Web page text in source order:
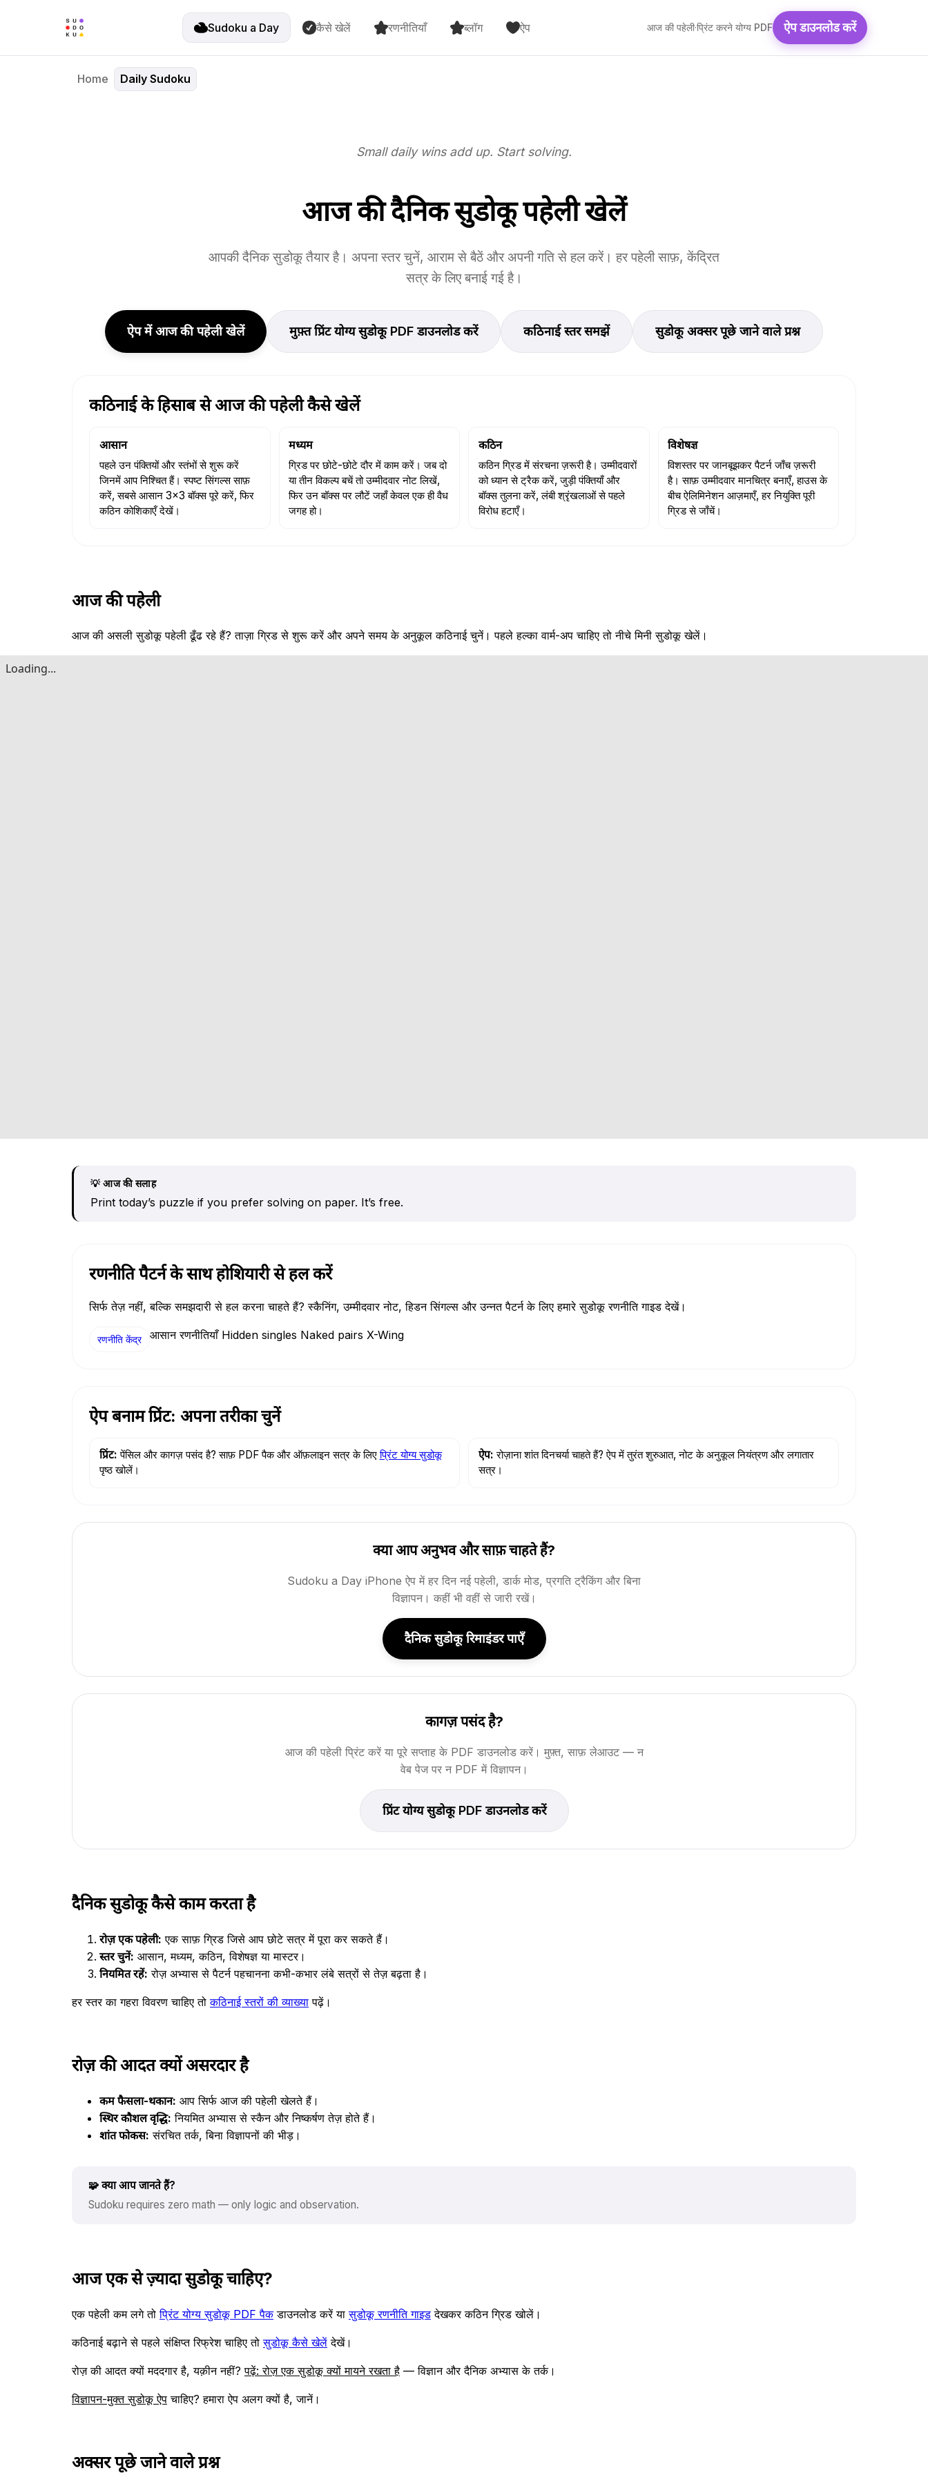
Sudoku a Day कैसे खेलें रणनीतियाँ ब्लॉग ऐप आज की पहेली·प्रिंट करने योग्य PDF ऐप डाउनलोड करें
Home Daily Sudoku
Small daily wins add up. Start solving.
आज की दैनिक सुडोकू पहेली खेलें
आपकी दैनिक सुडोकू तैयार है। अपना स्तर चुनें, आराम से बैठें और अपनी गति से हल करें। हर पहेली साफ़, केंद्रित
सत्र के लिए बनाई गई है।
ऐप में आज की पहेली खेलें मुफ़्त प्रिंट योग्य सुडोकू PDF डाउनलोड करें कठिनाई स्तर समझें सुडोकू अक्सर पूछे जाने वाले प्रश्न
कठिनाई के हिसाब से आज की पहेली कैसे खेलें
आसान
पहले उन पंक्तियों और स्तंभों से शुरू करें
जिनमें आप निश्चित हैं। स्पष्ट सिंगल्स साफ़
करें, सबसे आसान 3×3 बॉक्स पूरे करें, फिर
कठिन कोशिकाएँ देखें।
मध्यम
ग्रिड पर छोटे-छोटे दौर में काम करें। जब दो
या तीन विकल्प बचें तो उम्मीदवार नोट लिखें,
फिर उन बॉक्स पर लौटें जहाँ केवल एक ही वैध
जगह हो।
कठिन
कठिन ग्रिड में संरचना ज़रूरी है। उम्मीदवारों
को ध्यान से ट्रैक करें, जुड़ी पंक्तियाँ और
बॉक्स तुलना करें, लंबी श्रृंखलाओं से पहले
विरोध हटाएँ।
विशेषज्ञ
विशस्तर पर जानबूझकर पैटर्न जाँच ज़रूरी
है। साफ़ उम्मीदवार मानचित्र बनाएँ, हाउस के
बीच ऐलिमिनेशन आज़माएँ, हर नियुक्ति पूरी
ग्रिड से जाँचें।
आज की पहेली
आज की असली सुडोकू पहेली ढूँढ रहे हैं? ताज़ा ग्रिड से शुरू करें और अपने समय के अनुकूल कठिनाई चुनें। पहले हल्का वार्म-अप चाहिए तो नीचे मिनी सुडोकू खेलें।
💡 आज की सलाह
Print today’s puzzle if you prefer solving on paper. It’s free.
रणनीति पैटर्न के साथ होशियारी से हल करें
सिर्फ तेज़ नहीं, बल्कि समझदारी से हल करना चाहते हैं? स्कैनिंग, उम्मीदवार नोट, हिडन सिंगल्स और उन्नत पैटर्न के लिए हमारे सुडोकू रणनीति गाइड देखें।
रणनीति केंद्र आसान रणनीतियाँ Hidden singles Naked pairs X-Wing
ऐप बनाम प्रिंट: अपना तरीका चुनें
प्रिंट: पेंसिल और कागज़ पसंद है? साफ़ PDF पैक और ऑफ़लाइन सत्र के लिएप्रिंट योग्य सुडोकू
पृष्ठ खोलें।
ऐप: रोज़ाना शांत दिनचर्या चाहते हैं? ऐप में तुरंत शुरुआत, नोट के अनुकूल नियंत्रण और लगातार
सत्र।
क्या आप अनुभव और साफ़ चाहते हैं?
Sudoku a Day iPhone ऐप में हर दिन नई पहेली, डार्क मोड, प्रगति ट्रैकिंग और बिना
विज्ञापन। कहीं भी वहीं से जारी रखें।
दैनिक सुडोकू रिमाइंडर पाएँ
कागज़ पसंद है?
आज की पहेली प्रिंट करें या पूरे सप्ताह के PDF डाउनलोड करें। मुफ़्त, साफ़ लेआउट — न
वेब पेज पर न PDF में विज्ञापन।
प्रिंट योग्य सुडोकू PDF डाउनलोड करें
दैनिक सुडोकू कैसे काम करता है
रोज़ एक पहेली: एक साफ़ ग्रिड जिसे आप छोटे सत्र में पूरा कर सकते हैं।
स्तर चुनें: आसान, मध्यम, कठिन, विशेषज्ञ या मास्टर।
नियमित रहें: रोज़ अभ्यास से पैटर्न पहचानना कभी-कभार लंबे सत्रों से तेज़ बढ़ता है।
हर स्तर का गहरा विवरण चाहिए तोकठिनाई स्तरों की व्याख्या पढ़ें।
रोज़ की आदत क्यों असरदार है
कम फैसला-थकान: आप सिर्फ आज की पहेली खेलते हैं।
स्थिर कौशल वृद्धि: नियमित अभ्यास से स्कैन और निष्कर्षण तेज़ होते हैं।
शांत फोकस: संरचित तर्क, बिना विज्ञापनों की भीड़।
🧩 क्या आप जानते हैं?
Sudoku requires zero math — only logic and observation.
आज एक से ज़्यादा सुडोकू चाहिए?
एक पहेली कम लगे तोप्रिंट योग्य सुडोकू PDF पैकडाउनलोड करें यासुडोकू रणनीति गाइड देखकर कठिन ग्रिड खोलें।
कठिनाई बढ़ाने से पहले संक्षिप्त रिफ्रेश चाहिए तोसुडोकू कैसे खेलें देखें।
रोज़ की आदत क्यों मददगार है, यक़ीन नहीं?पढ़ें: रोज़ एक सुडोकू क्यों मायने रखता है — विज्ञान और दैनिक अभ्यास के तर्क।
विज्ञापन-मुक्त सुडोकू ऐप चाहिए? हमारा ऐप अलग क्यों है, जानें।
अक्सर पूछे जाने वाले प्रश्न